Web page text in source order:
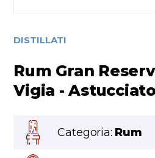
DISTILLATI
Rum Gran
Vigia -
Categoria: Rum